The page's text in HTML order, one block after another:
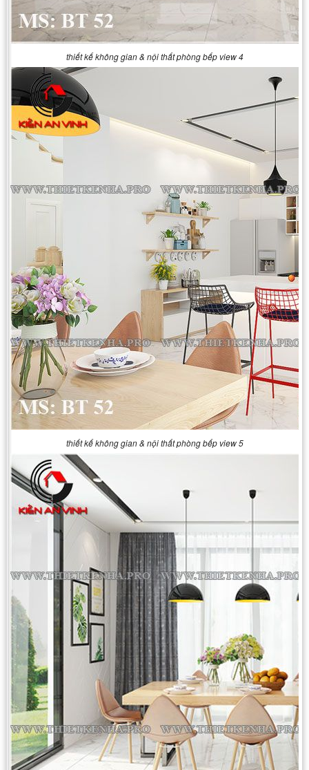
thiết kế không gian & nội thất phòng bếp view 4
thiết kế không gian & nội thất phòng bếp view 5